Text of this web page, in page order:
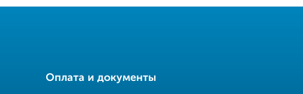
Оплата и документы